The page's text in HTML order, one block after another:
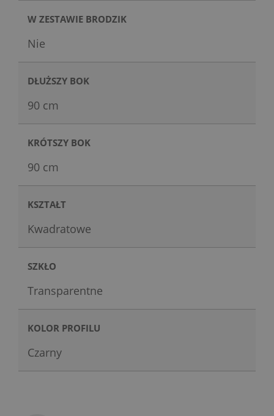
W ZESTAWIE BRODZIK
Nie
DŁUŻSZY BOK
90 cm
KRÓTSZY BOK
90 cm
KSZTAŁT
Kwadratowe
SZKŁO
Transparentne
KOLOR PROFILU
Czarny